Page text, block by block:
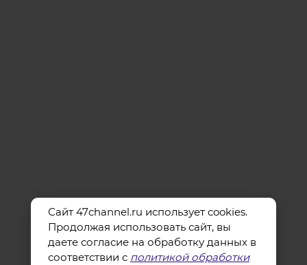
Сайт 47channel.ru использует cookies.
Продолжая использовать сайт, вы
даете согласие на обработку данных в
соответствии с политикой обработки